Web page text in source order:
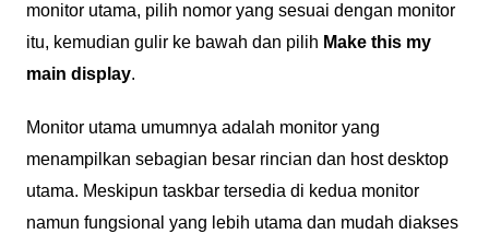
monitor utama, pilih nomor yang sesuai dengan monitor
itu, kemudian gulir ke bawah dan pilih Make this my
main display.
Monitor utama umumnya adalah monitor yang
menampilkan sebagian besar rincian dan host desktop
utama. Meskipun taskbar tersedia di kedua monitor
namun fungsional yang lebih utama dan mudah diakses